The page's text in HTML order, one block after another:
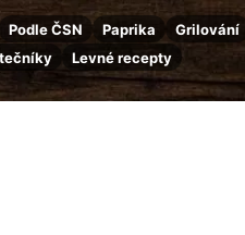
Podle ČSN Paprika Grilování
Levné recepty